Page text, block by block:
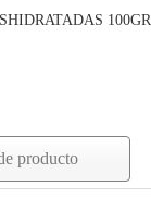
100GR.
producto